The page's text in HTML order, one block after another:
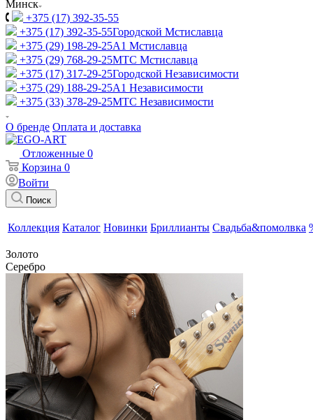
Минск
+375 (17) 392-35-55
+375 (17) 392-35-55Городской Мстиславца
+375 (29) 198-29-25A1 Мстиславца
+375 (29) 768-29-25МТС Мстиславца
+375 (17) 317-29-25Городской Независимости
+375 (29) 188-29-25A1 Независимости
+375 (33) 378-29-25МТС Независимости
О бренде Оплата и доставка
Отложенные 0
Корзина 0
Войти
Поиск
Коллекция Каталог Новинки Бриллианты Свадьба&помолвка
Золото
Серебро